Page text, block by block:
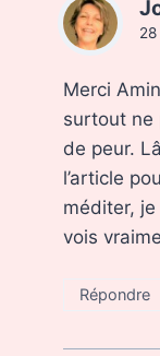
Merci
surtout ne
de peur.
l’article
méditer,
vois
Répondre